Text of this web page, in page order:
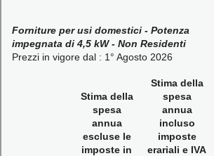
Forniture per usi domestici - Potenza
impegnata di 4,5 kW - Non Residenti
Prezzi in vigore dal : 1° Agosto 2026
Stima della
spesa
annua
escluse le
imposte in
Stima della
spesa
annua
incluso
imposte
erariali e IVA